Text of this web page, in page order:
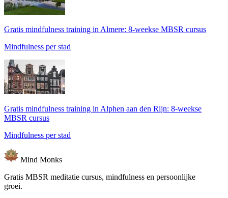
Gratis mindfulness training in Almere: 8-weekse MBSR cursus
Mindfulness per stad
Gratis mindfulness training in Alphen aan den Rijn: 8-weekse
MBSR cursus
Mindfulness per stad
Mind Monks
Gratis MBSR meditatie cursus, mindfulness en persoonlijke
groei.